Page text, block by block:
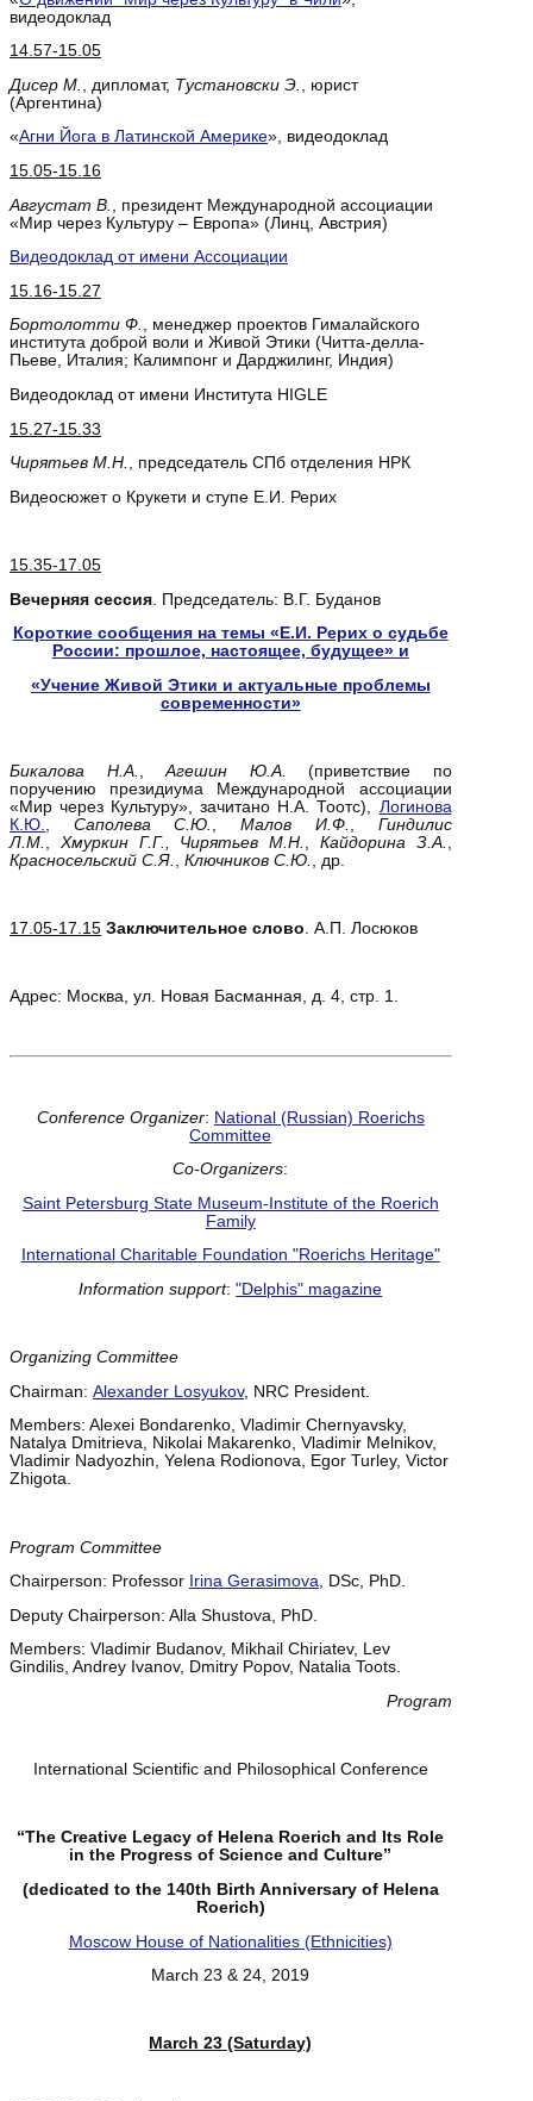
видеодоклад
14.57-15.05
Дисер М.
, дипломат, Туcтановски Э.
, юрист
(Аргентина)
«Агни Йога в Латинской Америке», видеодоклад
15.05-15.16
Августат В.
, президент Международной ассоциации
«Мир через Культуру – Европа» (Линц, Австрия)
Видеодоклад от имени Ассоциации
15.16-15.27
Бортолотти Ф. , менеджер проектов Гималайского
института доброй воли и Живой Этики (Читта-делла-
Пьеве, Италия; Калимпонг и Дарджилинг, Индия)
Видеодоклад от имени Института HIGLE
15.27-15.33
Чирятьев М.Н. , председатель СПб отделения НРК
Видеосюжет о Крукети и ступе Е.И. Рерих
15.35-17.05
Вечерняя сессия . Председатель: В.Г. Буданов
Короткие сообщения на темы «Е.И. Рерих о судьбе
России: прошлое, настоящее, будущее» и
«Учение Живой Этики и актуальные проблемы
современности»
Бикалова Н.А. ,Агешин Ю.А.
(приветствие по
поручению президиума Международной ассоциации
«Мир через Культуру», зачитано Н.А. Тоотс), Логинова
К.Ю.
Саполева С.Ю. ,Малов И.Ф.
Гиндилис
Л.М.
Хмуркин Г.Г., Чирятьев М.Н. Кайдорина З.А.
Красносельский С.Я.
Ключников С.Ю. , др.
17.05-17.15 Заключительное слово. А.П. Лосюков
Адрес: Москва, ул. Новая Басманная, д. 4, стр. 1.
Conference Organizer: National (Russian) Roerichs
Committee
Co-Organizers:
Saint Petersburg State Museum-Institute of the Roerich
Family
International Charitable Foundation "Roerichs Heritage"
Information support:"Delphis" magazine
Organizing Committee
Chairman: Alexander Losyukov, NRC President.
Members: Alexei Bondarenko, Vladimir Chernyavsky,
Natalya Dmitrieva, Nikolai Makarenko, Vladimir Melnikov,
Vladimir Nadyozhin, Yelena Rodionova, Egor Turley, Victor
Zhigota.
Program Committee
Chairperson: Professor Irina Gerasimova, DSc, PhD.
Deputy Chairperson: Alla Shustova, PhD.
Members: Vladimir Budanov, Mikhail Chiriatev, Lev
Gindilis, Andrey Ivanov, Dmitry Popov, Natalia Toots.
Program
International Scientific and Philosophical Conference
“The Creative Legacy of Helena Roerich and Its Role
in the Progress of Science and Culture”
(dedicated to the 140th Birth Anniversary of Helena
Roerich)
Moscow House of Nationalities (Ethnicities)
March 23 & 24, 2019
March 23 (Saturday)